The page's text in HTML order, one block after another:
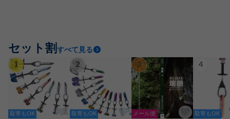
セット割 すべて見る
1
取寄もOK
2
取寄もOK
3
メール便
4
取寄もOK